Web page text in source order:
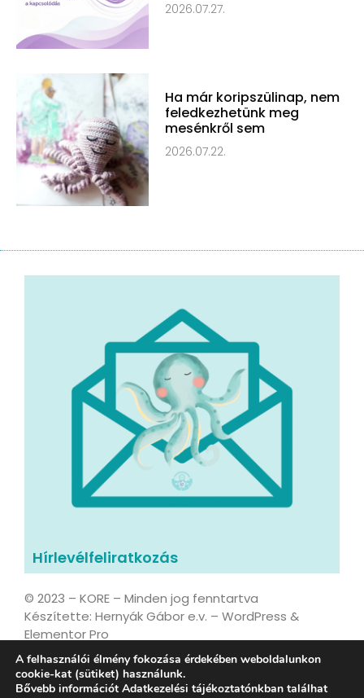
2026.07.27.
Ha már koripszülinap, nem
feledkezhetünk meg
mesénkről sem
2026.07.22.
Hírlevélfeliratkozás
© 2023 – KORE – Minden jog fenntartva
Készítette: Hernyák Gábor e.v. – WordPress &
Elementor Pro
A felhasználói élmény fokozása érdekében weboldalunkon
cookie-kat (sütiket) használunk.
Bővebb információt Adatkezelési tájékoztatónkban találhat